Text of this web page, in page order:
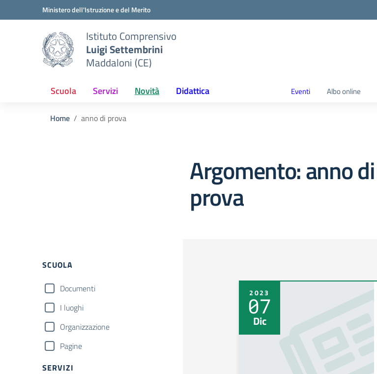
Vai ai contenuti
Vai al menu di navigazioneMinistero dell'Istruzione e del Merito
Istituto Comprensivo
Luigi Settembrini
Maddaloni (CE)
Scuola Servizi Novità Didattica Eventi Albo online
Home anno di prova
Argomento: anno di
prova
Filtri
SCUOLA
Documenti
I luoghi
Organizzazione
Pagine
SERVIZI
2023
07
Dic